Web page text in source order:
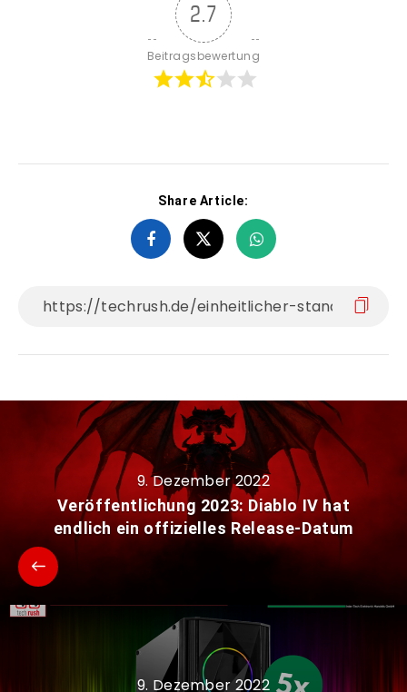
2.7
Beitragsbewertung
Share Article:
9. Dezember 2022
Veröffentlichung 2023: Diablo IV hat
endlich ein offizielles Release-Datum
9. Dezember 2022